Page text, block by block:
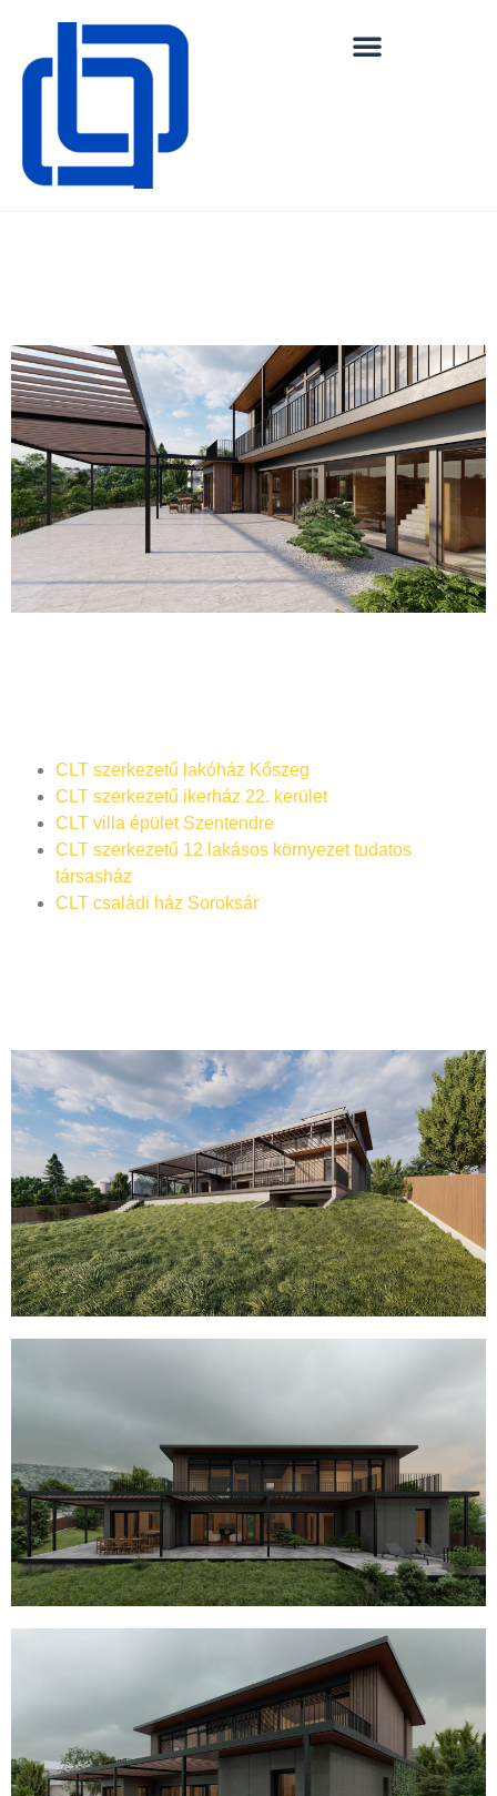
CLT szerkezetű lakóház Kőszeg
CLT szerkezetű ikerház 22. kerület
CLT villa épület Szentendre
CLT szerkezetű 12 lakásos környezet tudatos
társasház
CLT családi ház Soroksár